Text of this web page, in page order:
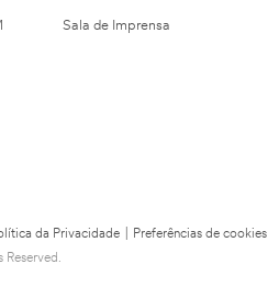
Sala de Imprensa
da Privacidade
Preferências de cookies